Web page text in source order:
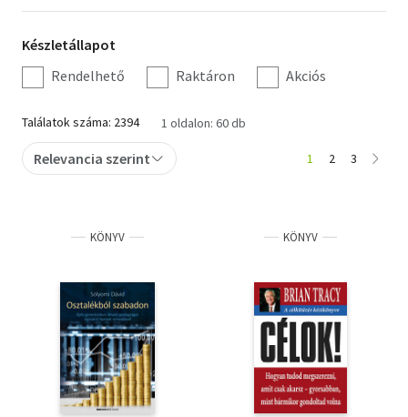
Irodalom
Kotta
Minikönyv
Szakkönyv
Társadalomtudomány
Természettudomány
Történelem
szűrés
Készletállapot
szűrés
Készletállapot
Rendelhető
Raktáron Akciós
Találatok száma: 2394 1 oldalon: 60 db
Relevancia szerint 1 2 3
KÖNYV KÖNYV